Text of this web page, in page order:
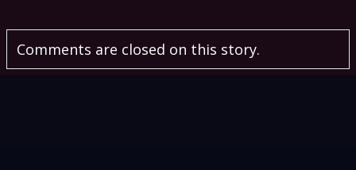
Comments are closed on this story.